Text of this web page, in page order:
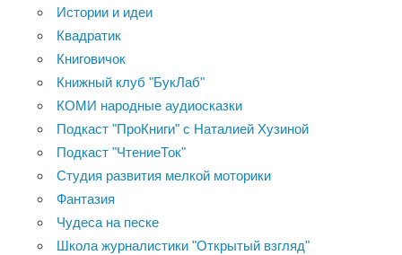
Истории и идеи
Квадратик
Книговичок
Книжный клуб "БукЛаб"
КОМИ народные аудиосказки
Подкаст "ПроКниги" с Наталией Хузиной
Подкаст "ЧтениеТок"
Студия развития мелкой моторики
Фантазия
Чудеса на песке
Школа журналистики "Открытый взгляд"